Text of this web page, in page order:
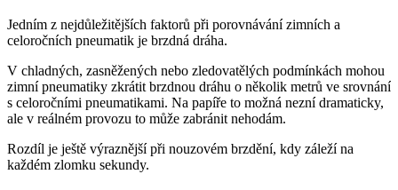
Jedním z nejdůležitějších faktorů při porovnávání zimních a
celoročních pneumatik je brzdná dráha.
V chladných, zasněžených nebo zledovatělých podmínkách mohou
zimní pneumatiky zkrátit brzdnou dráhu o několik metrů ve srovnání
s celoročními pneumatikami. Na papíře to možná nezní dramaticky,
ale v reálném provozu to může zabránit nehodám.
Rozdíl je ještě výraznější při nouzovém brzdění, kdy záleží na
každém zlomku sekundy.